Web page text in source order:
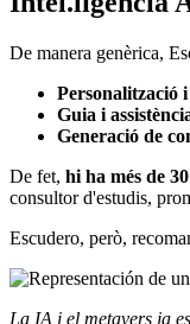
De manera genèrica,
Personalització
Guia i
Generació de
De fet, hi ha més de
consultor d'estudis,
Escudero, però,
La IA i el metavers ja